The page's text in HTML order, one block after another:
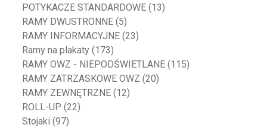
POTYKACZE STANDARDOWE (13)
RAMY DWUSTRONNE (5)
RAMY INFORMACYJNE (23)
Ramy na plakaty (173)
RAMY OWZ - NIEPODŚWIETLANE (115)
RAMY ZATRZASKOWE OWZ (20)
RAMY ZEWNĘTRZNE (12)
ROLL-UP (22)
Stojaki (97)